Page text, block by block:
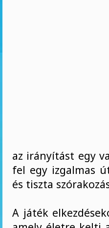
az irányítást egy
fel egy izgalmas
és tiszta
A játék